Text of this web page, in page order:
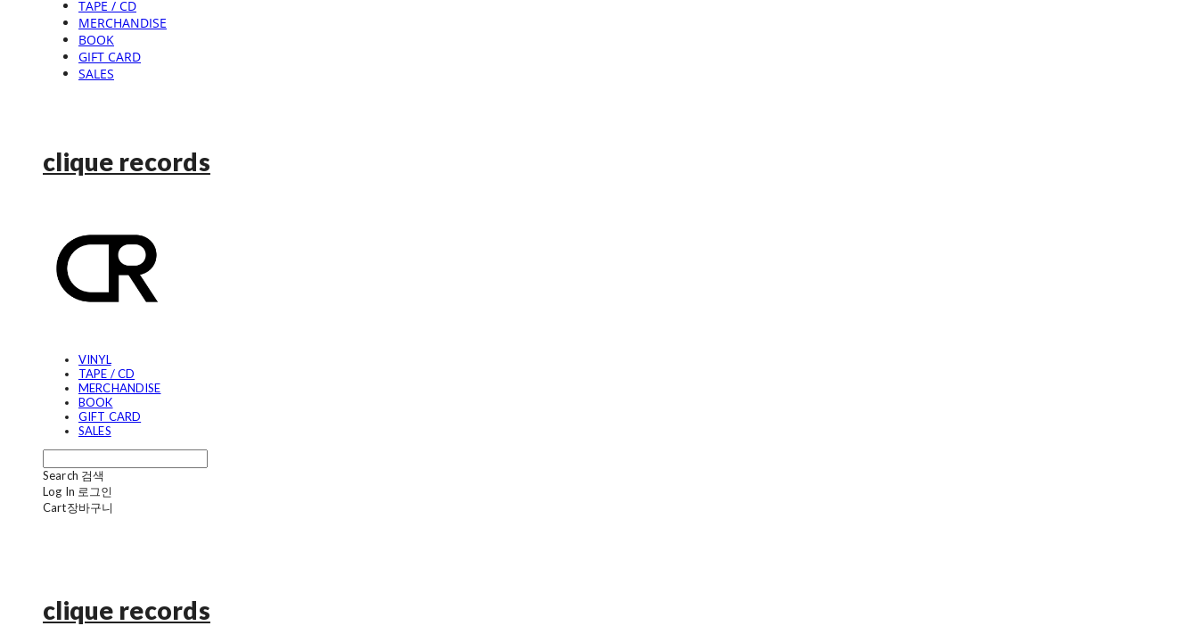
TAPE / CD
MERCHANDISE
BOOK
GIFT CARD
SALES
clique records
VINYL
TAPE / CD
MERCHANDISE
BOOK
GIFT CARD
SALES
Search 검색
Log In 로그인
Cart장바구니
clique records